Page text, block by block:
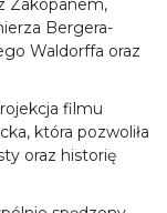
Zakopanem,
Bergera-
Waldorffa oraz
filmu
która pozwoliła
oraz historię